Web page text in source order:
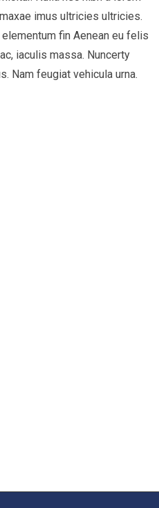
imus ultricies ultricies.
fin Aenean eu felis
iaculis massa. Nuncerty
Nam feugiat vehicula urna.